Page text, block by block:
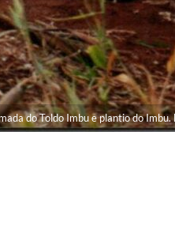
do Toldo Imbu e plantio do